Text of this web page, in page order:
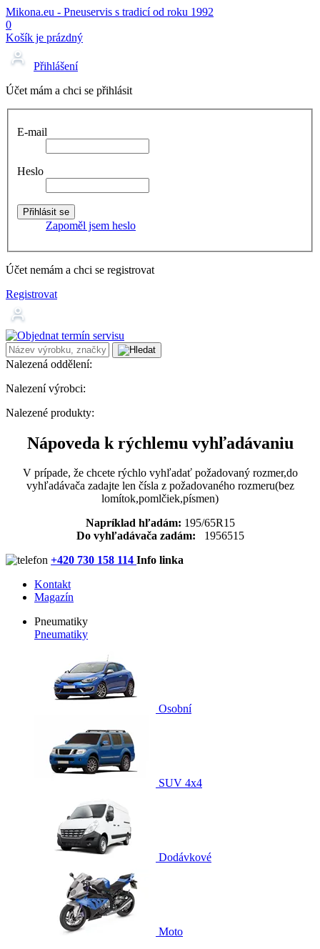
Mikona.eu - Pneuservis s tradicí od roku 1992
0
Košík je prázdný
Přihlášení
Účet mám a chci se přihlásit
E-mail
Heslo
Zapoměl jsem heslo
Účet nemám a chci se registrovat
Registrovat
Nalezená oddělení:
Nalezení výrobci:
Nalezené produkty:
Nápoveda k rýchlemu vyhľadávaniu
V prípade, že chcete rýchlo vyhľadať požadovaný rozmer,do
vyhľadávača zadajte len čísla z požadovaného rozmeru(bez
lomítok,pomlčiek,písmen)
Napríklad hľadám: 195/65R15
Do vyhľadávača zadám: 1956515
+420 730 158 114 Info linka
Kontakt
Magazín
Pneumatiky
Pneumatiky
Osobní
SUV 4x4
Dodávkové
Moto